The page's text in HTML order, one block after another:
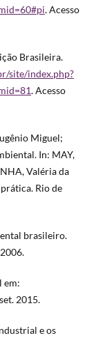
. Acesso
Brasileira.
site/index.php?
. Acesso
Miguel;
In: MAY,
Valéria da
Rio de
brasileiro.
em:
2015.
e os